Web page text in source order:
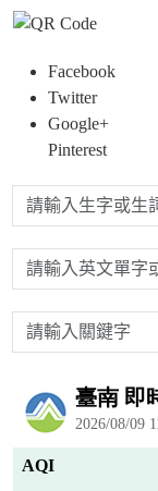
Facebook
Twitter
Google+
Pinterest
請輸入生字或生詞
請輸入英文單字或
請輸入關鍵字